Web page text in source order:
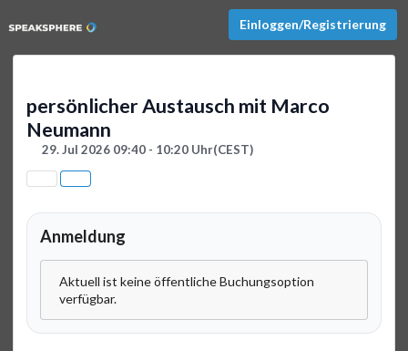
Einloggen/Registrierung
persönlicher Austausch mit Marco
Neumann
29. Jul 2026 09:40 - 10:20 Uhr(CEST)
Anmeldung
Aktuell ist keine öffentliche Buchungsoption
verfügbar.